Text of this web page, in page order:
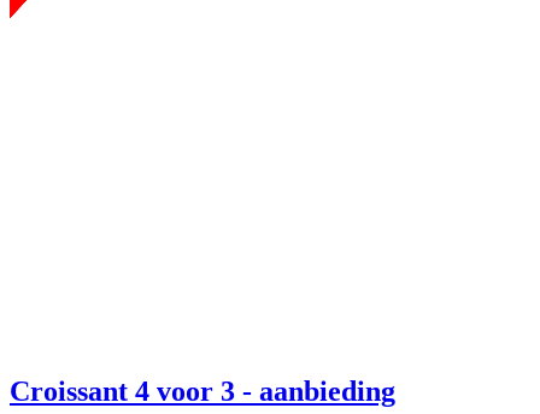
Croissant 4 voor 3 - aanbieding